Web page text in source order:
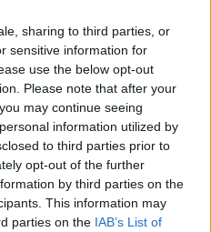
sharing to third parties, or
sensitive information for
use the below opt-out
Please note that after your
may continue seeing
information utilized by
to third parties prior to
opt-out of the further
by third parties on the
This information may
parties on the IAB’s List of
loaded, either because
or because the format